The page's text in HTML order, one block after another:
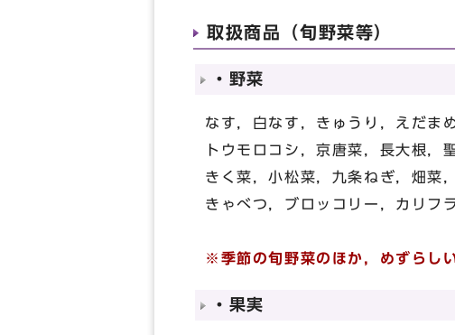
取扱商品（旬野菜等）
・野菜
なす，白なす，きゅうり，えだま
トウモロコシ，京唐菜，長大根，
きく菜，小松菜，九条ねぎ，畑菜
きゃべつ，ブロッコリー，カリフ
※季節の旬野菜のほか，めずらし
・果実